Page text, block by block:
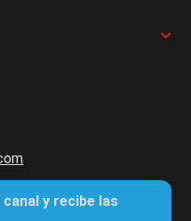
y recibe las